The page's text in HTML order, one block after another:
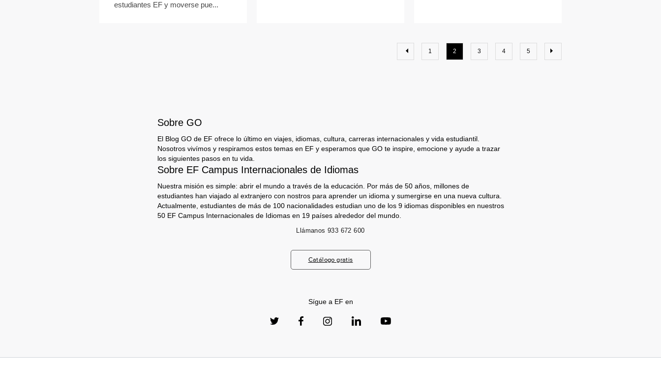
estudiantes EF y moverse pue...
1 2 3 4 5
Sobre GO
El Blog GO de EF ofrece lo último en viajes, idiomas, cultura, carreras internacionales y vida estudiantil.
Nosotros vivímos y respiramos estos temas en EF y esperamos que GO te inspire, emocione y ayude a trazar
los siguientes pasos en tu vida.
Sobre EF Campus Internacionales de Idiomas
Nuestra misión es simple: abrir el mundo a través de la educación. Por más de 50 años, millones de
estudiantes han viajado al extranjero con nostros para aprender un idioma y sumergirse en una nueva cultura.
Actualmente, estudiantes de más de 100 nacionalidades estudian uno de los 9 idiomas disponibles en nuestros
50 EF Campus Internacionales de Idiomas en 19 países alrededor del mundo.
Llámanos 933 672 600
Catálogo gratis
Sígue a EF en